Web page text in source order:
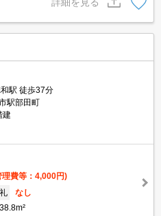
駅 徒歩37分
駅部田町
建
理費等：4,000円)
礼
なし
38.8m²